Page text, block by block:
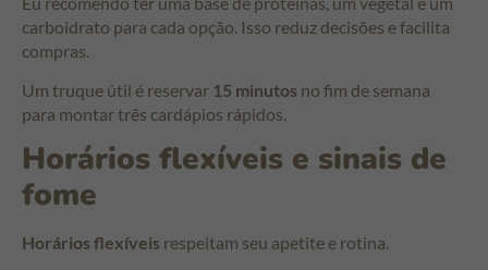
carboidrato para cada opção. Isso reduz decisões e facilita
compras.
Um truque útil é reservar 15 minutos no fim de semana
para montar três cardápios rápidos.
Horários flexíveis e sinais de
fome
Horários flexíveis respeitam seu apetite e rotina.